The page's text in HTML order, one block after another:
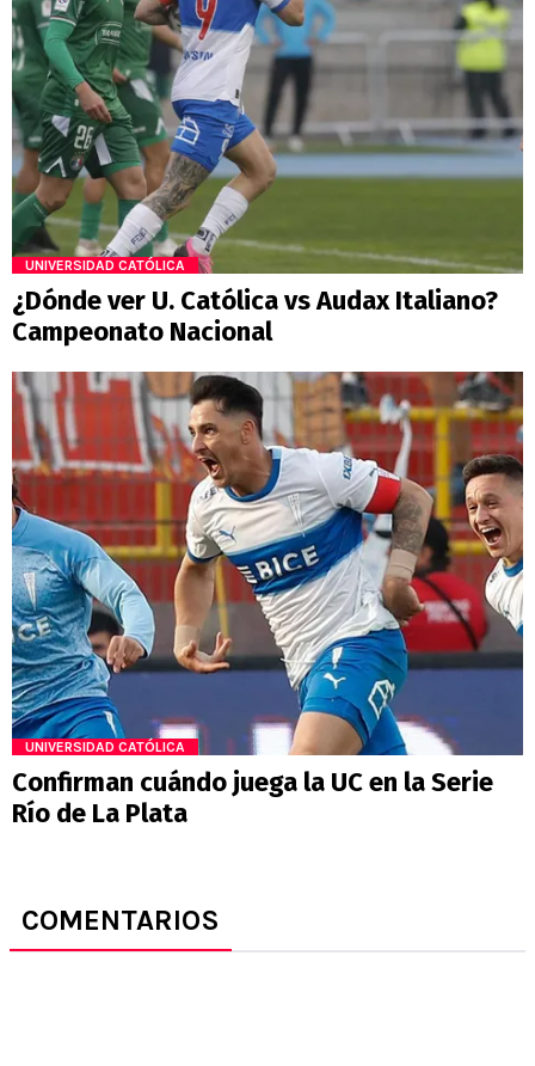
UNIVERSIDAD CATÓLICA
¿Dónde ver U. Católica vs Audax Italiano?
Campeonato Nacional
UNIVERSIDAD CATÓLICA
Confirman cuándo juega la UC en la Serie
Río de La Plata
COMENTARIOS